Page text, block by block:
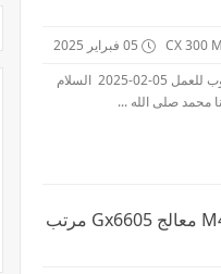
05 فبراير 2025
تحديثات جديدة لشركة جيون وعودة اليوتوب للعمل 05-02-2025 السلام
محمد صلى الله ...
ملف قنوات لأجهزة جيون ميني M4 Mini معالج Gx6605 مرتب